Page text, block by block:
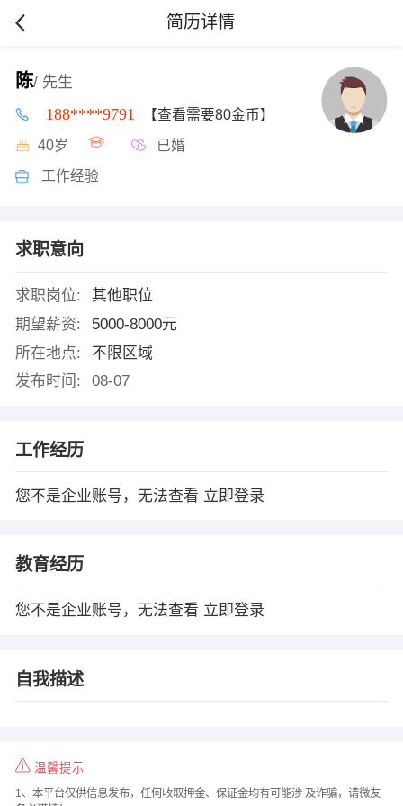
简历详情
陈/ 先生
188****9791 【查看需要80金币】
40岁 已婚
工作经验
求职意向
求职岗位:
其他职位
期望薪资:
5000-8000元
所在地点:
不限区域
发布时间:
08-07
工作经历
您不是企业账号，无法查看 立即登录
教育经历
您不是企业账号，无法查看 立即登录
自我描述
温馨提示
1、本平台仅供信息发布，任何收取押金、保证金均有可能涉 及诈骗，请微友